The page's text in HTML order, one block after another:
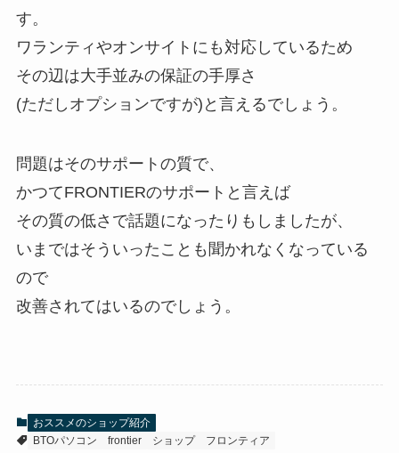
す。
ワランティやオンサイトにも対応しているため
その辺は大手並みの保証の手厚さ
(ただしオプションですが)と言えるでしょう。
問題はそのサポートの質で、
かつてFRONTIERのサポートと言えば
その質の低さで話題になったりもしましたが、
いまではそういったことも聞かれなくなっている
ので
改善されてはいるのでしょう。
おススメのショップ紹介
BTOパソコン
frontier ショップ フロンティア